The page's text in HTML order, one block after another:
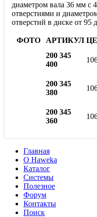
диаметром вала 36 мм
отверстиями и
отверстий в диске от 95
ФОТО АРТИКУЛ
200 345
400
200 345
380
200 345
360
Главная
O Haweka
Каталог
Системы
Полезное
Форум
Контакты
Поиск